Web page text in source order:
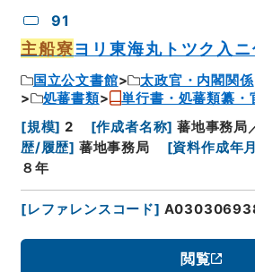
91
主船寮ヨリ東海丸トツク入
国立公文書館 太政官・内閣関係
処蕃書類
単行書・処蕃類纂・
[規模] 2 [作成者名称] 蕃地事務局
歴/履歴] 蕃地事務局 [資料作成年
８年
[レファレンスコード]
閲覧